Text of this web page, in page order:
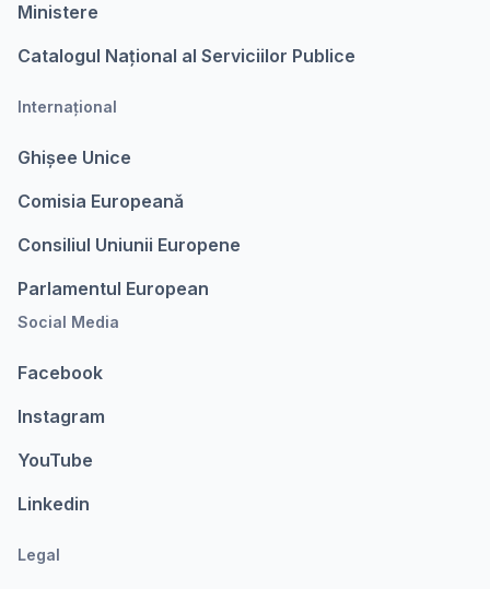
Ministere
Catalogul Național al Serviciilor Publice
Internațional
Ghișee Unice
Comisia Europeanǎ
Consiliul Uniunii Europene
Parlamentul European
Social Media
Facebook
Instagram
YouTube
Linkedin
Legal